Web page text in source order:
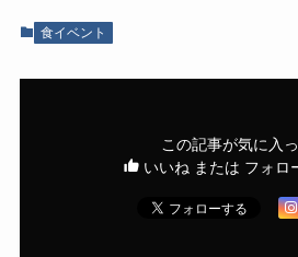
食イベント
この記事が気に入
いいね または フォロ